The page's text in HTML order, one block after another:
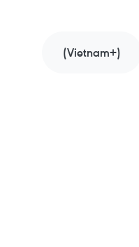
(Vietnam+)